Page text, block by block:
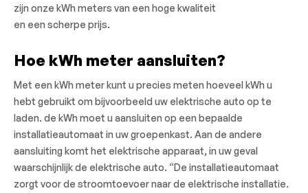
zijn onze kWh meters van een hoge kwaliteit
en een scherpe prijs.
Hoe kWh meter aansluiten?
Met een kWh meter kunt u precies meten hoeveel kWh u
hebt gebruikt om bijvoorbeeld uw elektrische auto op te
laden. de kWh moet u aansluiten op een bepaalde
installatieautomaat in uw groepenkast. Aan de andere
aansluiting komt het elektrische apparaat, in uw geval
waarschijnlijk de elektrische auto. “De installatieautomaat
zorgt voor de stroomtoevoer naar de elektrische installatie.